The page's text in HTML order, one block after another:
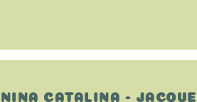
NINA CATALINA -